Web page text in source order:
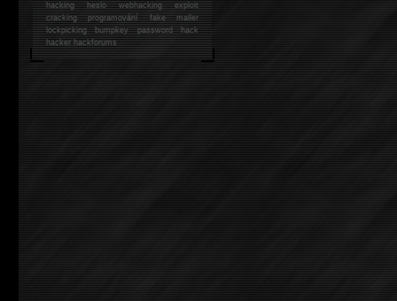
hacking heslo webhacking exploit
cracking programování fake mailer
lockpicking bumpkey password hack
hackerhackforums